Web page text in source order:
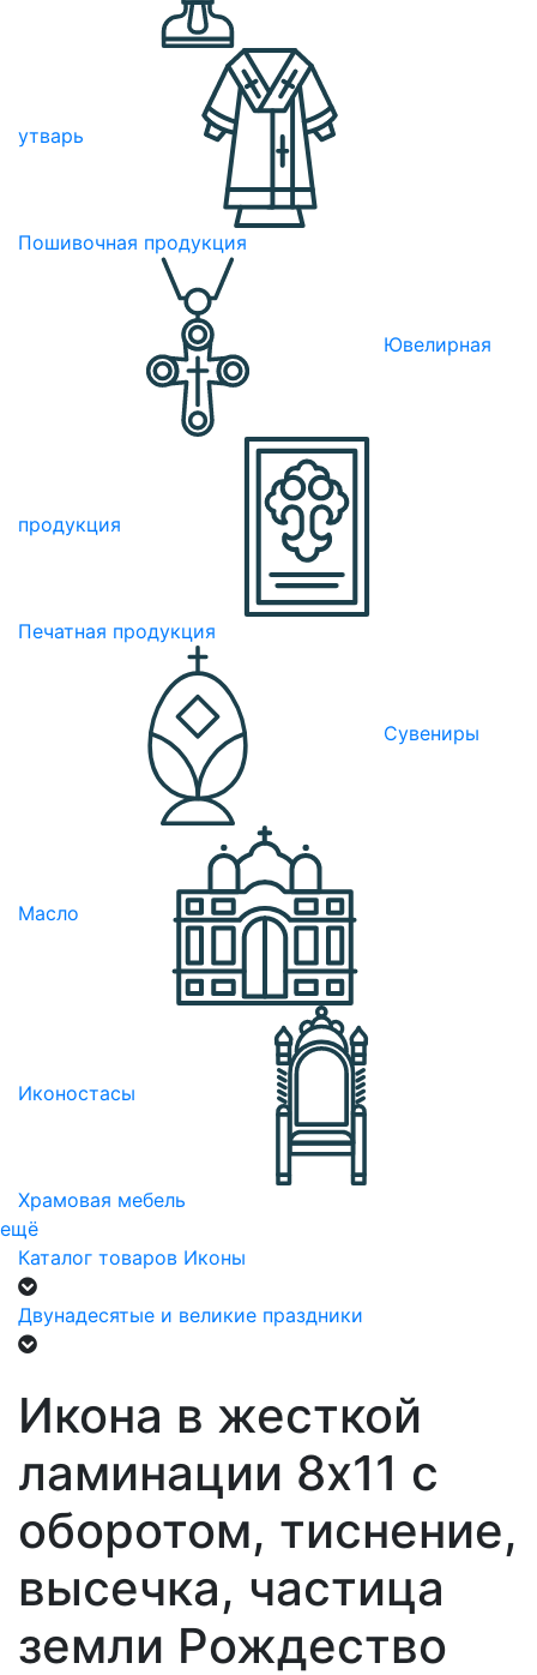
утварь
Пошивочная продукция
Ювелирная
продукция
Печатная продукция
Сувениры
Масло
Иконостасы
Храмовая мебель
ещё
Каталог товаров Иконы
Двунадесятые и великие праздники
Икона в жесткой
ламинации 8х11 с
оборотом, тиснение,
высечка, частица
земли Рождество